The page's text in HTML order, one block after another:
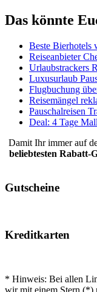
Das könnte
Beste Bierhotels
Reiseanbieter
Urlaubstrackers
Luxusurlaub
Flugbuchung
Reisemängel
Pauschalreisen
Deal: 4 Tage
Damit Ihr immer auf
beliebtesten Rabatt-
Gutscheine
Kreditkarten
* Hinweis: Bei allen
wir mit einem Stern (*)